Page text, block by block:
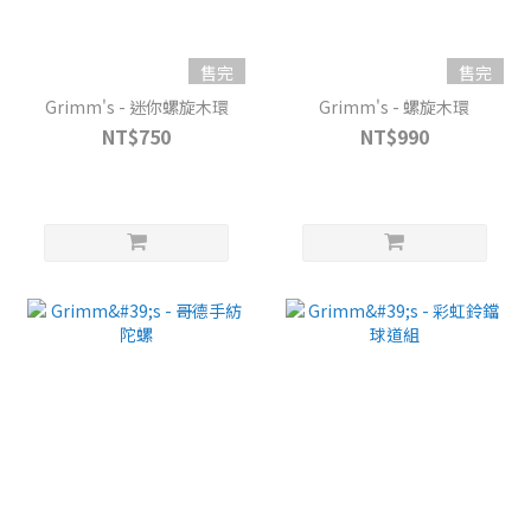
售完
Grimm's - 迷你螺旋木環
NT$750
售完
Grimm's - 螺旋木環
NT$990